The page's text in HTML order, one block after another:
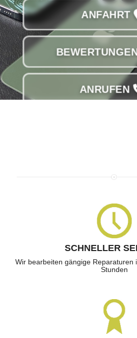
ANFAHRT
ANRUFEN
SCHNELLER
Wir bearbeiten gängige Reparaturen
Stunden